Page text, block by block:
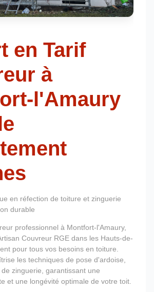
en Tarif
à
l'Amaury
en réfection de toiture et zinguerie
durable
professionnel à Montfort-l'Amaury,
Couvreur RGE dans les Hauts-de-
pour tous vos besoins en toiture.
les techniques de pose d'ardoise,
zinguerie, garantissant une
et une longévité optimale de votre toit.